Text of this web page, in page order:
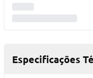
Especificações